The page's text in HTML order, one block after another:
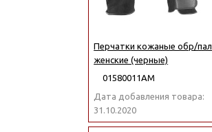
Перчатки кожаные обр/пал
женские (черные)
01580011АМ
Дата добавления товара:
31.10.2020